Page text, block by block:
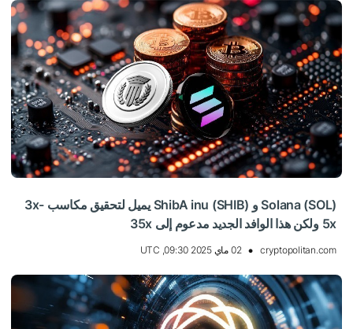
Solana (SOL) و ShibA inu (SHIB) يميل لتحقيق مكاسب 3x-
5x ولكن هذا الوافد الجديد مدعوم إلى 35x
cryptopolitan.com 02 ماي 2025 09:30, UTC